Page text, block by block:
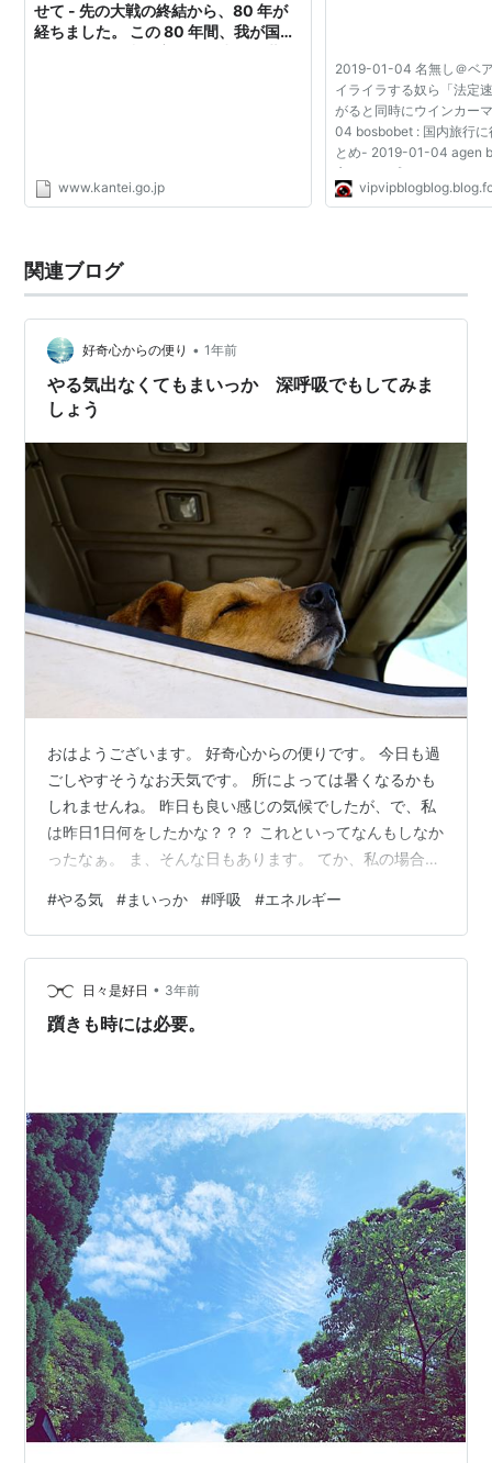
せて - 先の大戦の終結から、80 年が
経ちました。 この 80 年間、我が国は
www.kantei.go.jp
2019-01-04 名無し＠ベ
イライラする奴ら「法定
がると同時にウインカー
04 bosbobet : 国内旅行
とめ- 2019-01-04 agen
立つテンプレまとめ-
RazviksInoto : サザエさ
関連ブログ
好奇心からの便り • 1年前
やる気出なくてもまいっか 深呼吸でもしてみま
しょう
おはようございます。 好奇心からの便りです。 今日も過
ごしやすそうなお天気です。 所によっては暑くなるかも
しれませんね。 昨日も良い感じの気候でしたが、で、私
は昨日1日何をしたかな？？？ これといってなんもしなか
ったなぁ。 ま、そんな日もあります。 てか、私の場合は
ま、いっか、みたいな(^^;) でも正直なところもったいな
いよなって思うのですけど、「ダリ～イ」が先に立っち
ゃて。 なんかね、それでもいいんだよ、やる気出ない時
はムリに動こうとしなくていいよなんていう人もいま
す。 「そうは言うても」って感じですけどね。 でも、気
#やる気 #まいっか #呼吸 #エネルギー
日々是好日 • 3年前
躓きも時には必要。